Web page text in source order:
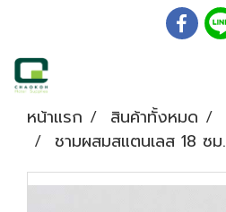
หน้าแรก สินค้าทั้งหมด
ชามผสมสแตนเลส 18 ซม.